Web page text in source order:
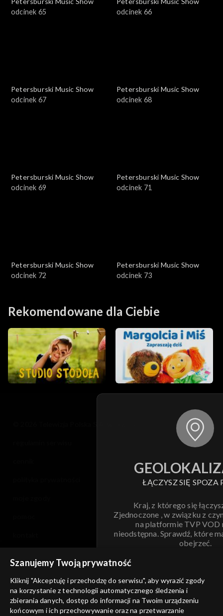
odcinek 65
odcinek 66
Petersburski Music Show
odcinek 67
Petersburski Music Show
odcinek 68
Petersburski Music Show
odcinek 69
Petersburski Music Show
odcinek 71
Petersburski Music Show
odcinek 72
Petersburski Music Show
odcinek 73
Rekomendowane dla Ciebie
ŁĄCZYSZ SIĘ SPOZA
Kraj, z którego się
Zjednoczone , w związku z
na platformie TVP VOD
nieodstępna. Sprawdź, które
obejrzeć.
ANULUJ
informacje o dostawcy usług
Szanujemy Twoją prywatność
Kliknij "Akceptuję i przechodzę do serwisu", aby wyrazić zgody
na korzystanie z technologii automatycznego śledzenia i
zbierania danych, dostęp do informacji na Twoim urządzeniu
końcowym i ich przechowywanie oraz na przetwarzanie